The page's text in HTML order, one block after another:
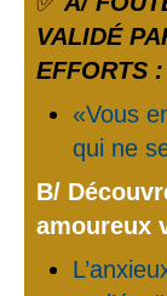
VALIDÉ
EFFORTS :
«Vous
qui ne
B/
amoureux